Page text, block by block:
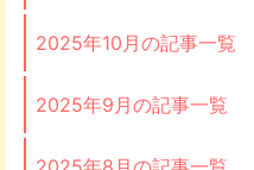
2025年10月の記事一覧
2025年9月の記事一覧